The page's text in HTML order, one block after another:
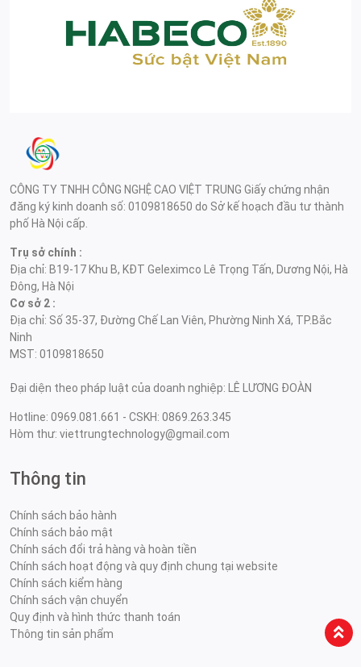
CÔNG TY TNHH CÔNG NGHỆ CAO VIỆT TRUNG Giấy chứng nhận
đăng ký kinh doanh số: 0109818650 do Sở kế hoạch đầu tư thành
phố Hà Nội cấp.
Trụ sở chính :
Địa chỉ: B19-17 Khu B, KĐT Geleximco Lê Trọng Tấn, Dương Nội, Hà
Đông, Hà Nội
Cơ sở 2 :
Địa chỉ: Số 35-37, Đường Chế Lan Viên, Phường Ninh Xá, TP.Bắc
Ninh
MST: 0109818650
Đại diện theo pháp luật của doanh nghiệp: LÊ LƯƠNG ĐOÀN
Hotline: 0969.081.661 - CSKH: 0869.263.345
Hòm thư: viettrungtechnology@gmail.com
Thông tin
Chính sách bảo hành
Chính sách bảo mật
Chính sách đổi trả hàng và hoàn tiền
Chính sách hoạt động và quy định chung tại website
Chính sách kiểm hàng
Chính sách vận chuyển
Quy định và hình thức thanh toán
Thông tin sản phẩm